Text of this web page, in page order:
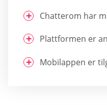
Chatterom har
Plattformen er
Mobilappen er